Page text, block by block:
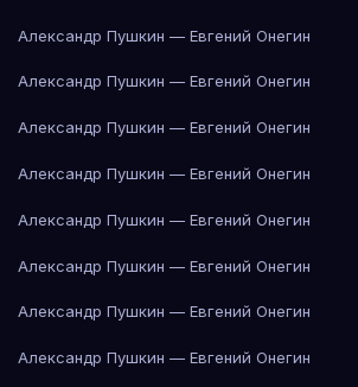
Александр Пушкин — Евгений Онегин
Александр Пушкин — Евгений Онегин
Александр Пушкин — Евгений Онегин
Александр Пушкин — Евгений Онегин
Александр Пушкин — Евгений Онегин
Александр Пушкин — Евгений Онегин
Александр Пушкин — Евгений Онегин
Александр Пушкин — Евгений Онегин